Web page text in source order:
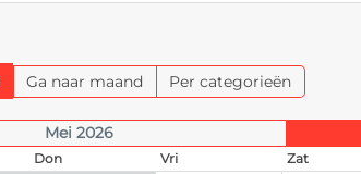
Ga naar maand Per categorieën
Mei 2026
Don Vri Zat